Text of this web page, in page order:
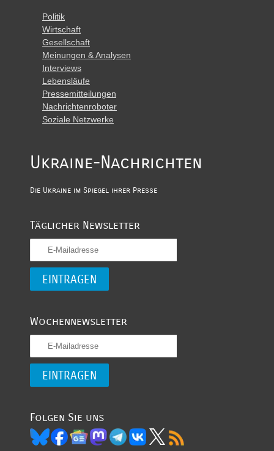
Politik
Wirtschaft
Gesellschaft
Meinungen & Analysen
Interviews
Lebensläufe
Pressemitteilungen
Nachrichtenroboter
Soziale Netzwerke
Ukraine-Nachrichten
Die Ukraine im Spiegel ihrer Presse
Täglicher Newsletter
Wochennewsletter
Folgen Sie uns